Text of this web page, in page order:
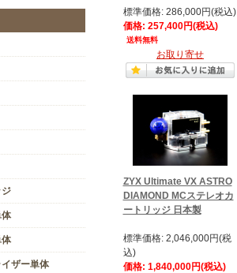
ザー単体
標準価格: 286,000円(税込)
価格: 257,400円(税込)
送料無料
お取り寄せ
ZYX Ultimate VX ASTRO
DIAMOND MCステレオカ
ートリッジ 日本製
標準価格: 2,046,000円(税
込)
価格: 1,840,000円(税込)